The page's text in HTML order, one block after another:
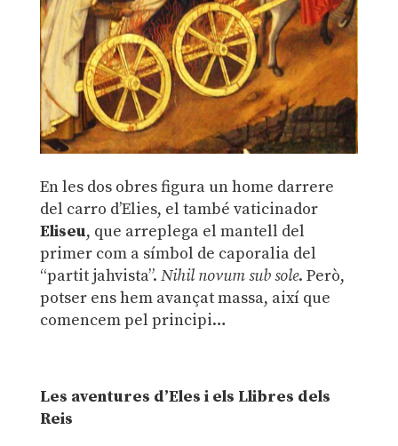
En les dos obres figura un home darrere
del carro d’Elies, el també vaticinador
Eliseu, que arreplega el mantell del
primer com a símbol de caporalia del
“partit jahvista”. Nihil novum sub sole. Però,
potser ens hem avançat massa, així que
comencem pel principi…
Les aventures d’Eles i els Llibres dels
Reis